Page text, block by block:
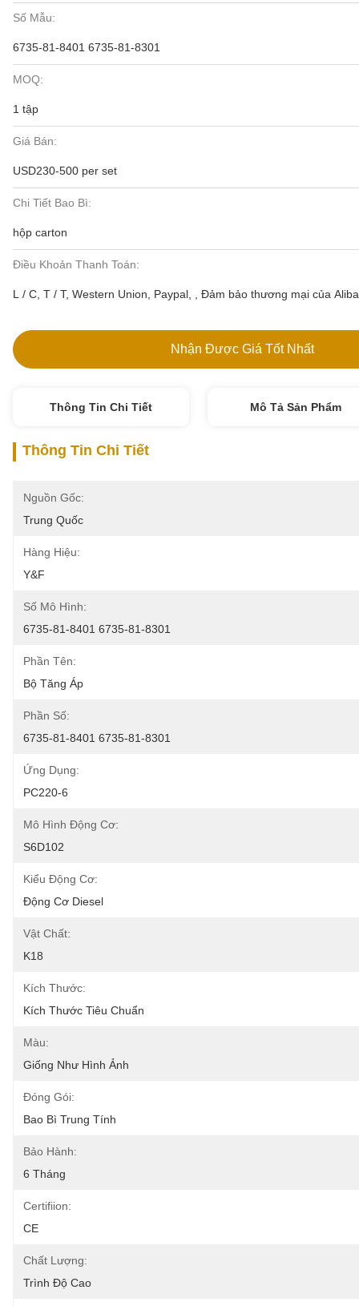
Số Mẫu:
6735-81-8401 6735-81-8301
MOQ:
1 tập
Giá Bán:
USD230-500 per set
Chi Tiết Bao Bì:
hộp carton
Điều Khoản Thanh Toán:
L / C, T / T, Western Union, Paypal, , Đảm bảo thương mại của
Nhận Được Giá Tốt Nhất
Thông Tin Chi Tiết Mô Tả Sản Phẩm
Thông Tin Chi Tiết
Nguồn Gốc:
Trung Quốc
Hàng Hiệu:
Y&F
Số Mô Hình:
6735-81-8401 6735-81-8301
Phần Tên:
Bộ Tăng Áp
Phần Số:
6735-81-8401 6735-81-8301
Ứng Dụng:
PC220-6
Mô Hình Động Cơ:
S6D102
Kiểu Động Cơ:
Động Cơ Diesel
Vật Chất:
K18
Kích Thước:
Kích Thước Tiêu Chuẩn
Màu:
Giống Như Hình Ảnh
Đóng Gói:
Bao Bì Trung Tính
Bảo Hành:
6 Tháng
Certifiion:
CE
Chất Lượng:
Trình Độ Cao